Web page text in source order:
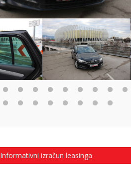
Informativni izračun leasinga